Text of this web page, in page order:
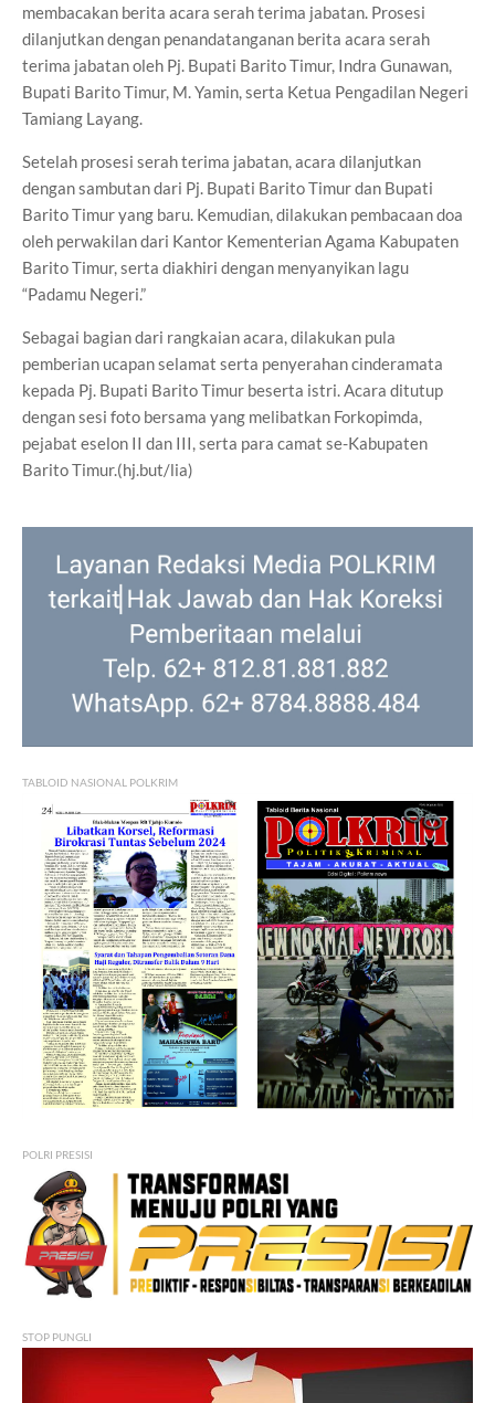
membacakan berita acara serah terima jabatan. Prosesi
dilanjutkan dengan penandatanganan berita acara serah
terima jabatan oleh Pj. Bupati Barito Timur, Indra Gunawan,
Bupati Barito Timur, M. Yamin, serta Ketua Pengadilan Negeri
Tamiang Layang.
Setelah prosesi serah terima jabatan, acara dilanjutkan
dengan sambutan dari Pj. Bupati Barito Timur dan Bupati
Barito Timur yang baru. Kemudian, dilakukan pembacaan doa
oleh perwakilan dari Kantor Kementerian Agama Kabupaten
Barito Timur, serta diakhiri dengan menyanyikan lagu
“Padamu Negeri.”
Sebagai bagian dari rangkaian acara, dilakukan pula
pemberian ucapan selamat serta penyerahan cinderamata
kepada Pj. Bupati Barito Timur beserta istri. Acara ditutup
dengan sesi foto bersama yang melibatkan Forkopimda,
pejabat eselon II dan III, serta para camat se-Kabupaten
Barito Timur.(hj.but/lia)
TABLOID NASIONAL POLKRIM
POLRI PRESISI
STOP PUNGLI